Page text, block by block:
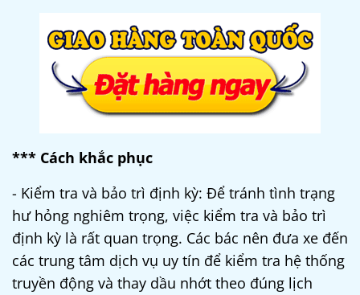
*** Cách khắc phục
- Kiểm tra và bảo trì định kỳ: Để tránh tình trạng
hư hỏng nghiêm trọng, việc kiểm tra và bảo trì
định kỳ là rất quan trọng. Các bác nên đưa xe đến
các trung tâm dịch vụ uy tín để kiểm tra hệ thống
truyền động và thay dầu nhớt theo đúng lịch